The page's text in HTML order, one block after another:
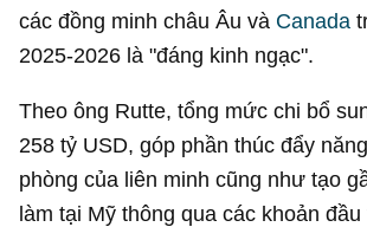
các đồng minh châu Âu và Canada
2025-2026 là "đáng kinh ngạc".
Theo ông Rutte, tổng mức chi bổ
258 tỷ USD, góp phần thúc đẩy
phòng của liên minh cũng như tạo
làm tại Mỹ thông qua các khoản